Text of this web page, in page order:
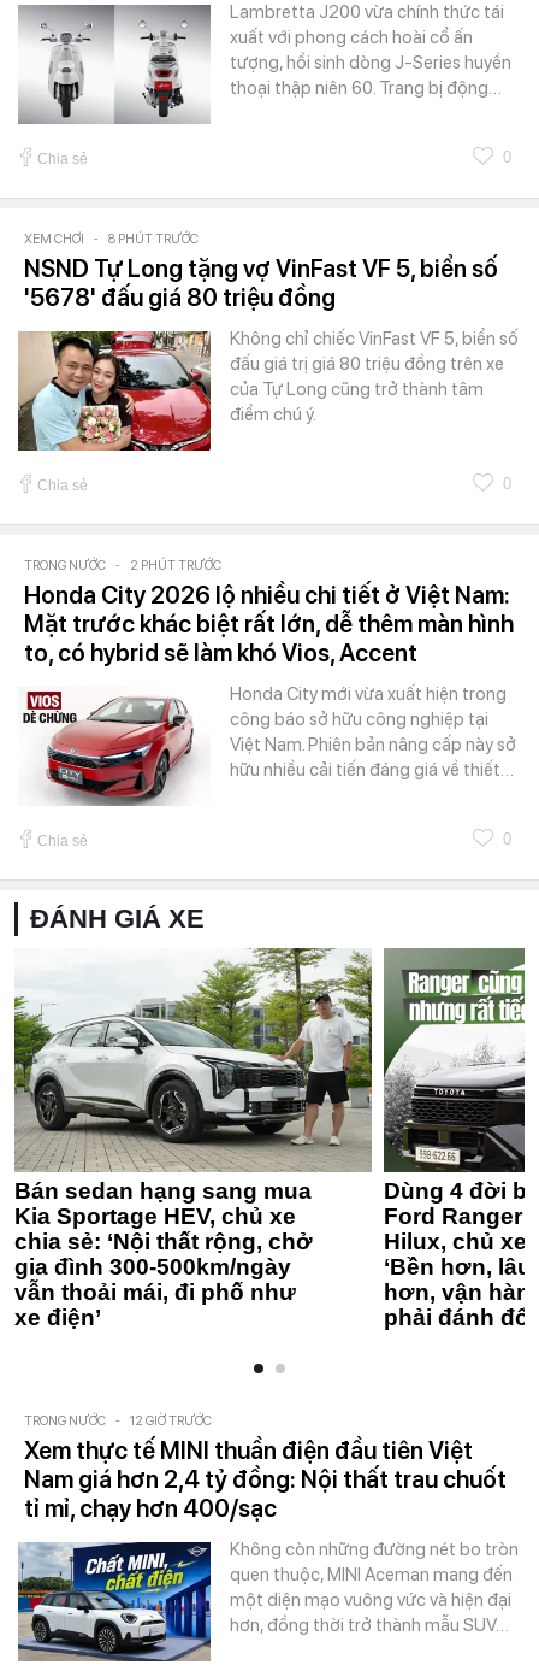
Lambretta J200 vừa chính thức tái
xuất với phong cách hoài cổ ấn
tượng, hồi sinh dòng J-Series huyền
thoại thập niên 60. Trang bị động…
Chia sẻ 0
XEM CHƠI - 8 PHÚT TRƯỚC
NSND Tự Long tặng vợ VinFast VF 5, biển số
'5678' đấu giá 80 triệu đồng
Không chỉ chiếc VinFast VF 5, biển số
đấu giá trị giá 80 triệu đồng trên xe
của Tự Long cũng trở thành tâm
điểm chú ý.
Chia sẻ 0
TRONG NƯỚC - 2 PHÚT TRƯỚC
Honda City 2026 lộ nhiều chi tiết ở Việt Nam:
Mặt trước khác biệt rất lớn, dễ thêm màn hình
to, có hybrid sẽ làm khó Vios, Accent
Honda City mới vừa xuất hiện trong
công báo sở hữu công nghiệp tại
Việt Nam. Phiên bản nâng cấp này sở
hữu nhiều cải tiến đáng giá về thiết…
Chia sẻ 0
ĐÁNH GIÁ XE
Bán sedan hạng sang mua
Kia Sportage HEV, chủ xe
chia sẻ: ‘Nội thất rộng, chở
gia đình 300-500km/ngày
vẫn thoải mái, đi phố như
xe điện’
Dùng 4 đời
Ford Ranger
Hilux, chủ xe
‘Bền hơn,
hơn, vận
phải đánh
TRONG NƯỚC - 12 GIỜ TRƯỚC
Xem thực tế MINI thuần điện đầu tiên Việt
Nam giá hơn 2,4 tỷ đồng: Nội thất trau chuốt
tỉ mỉ, chạy hơn 400/sạc
Không còn những đường nét bo tròn
quen thuộc, MINI Aceman mang đến
một diện mạo vuông vức và hiện đại
hơn, đồng thời trở thành mẫu SUV…